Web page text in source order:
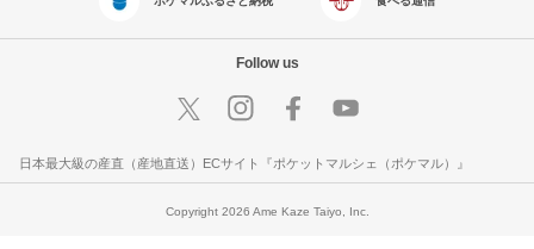
Follow us
日本最大級の産直（産地直送）ECサイト『ポケットマルシェ（ポケマル）』
Copyright 2026 Ame Kaze Taiyo, Inc.